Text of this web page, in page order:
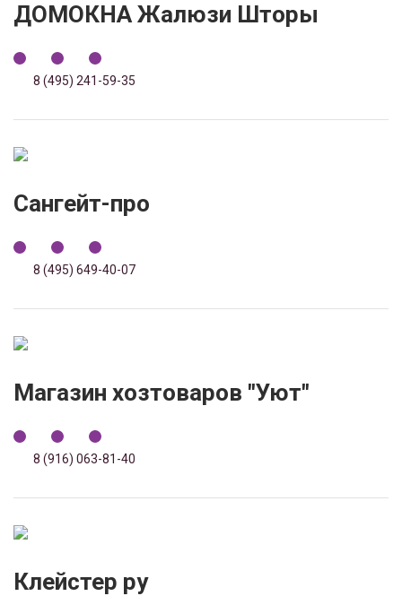
ДОМОКНА Жалюзи Шторы
8 (495) 241-59-35
Сангейт-про
8 (495) 649-40-07
Магазин хозтоваров "Уют"
8 (916) 063-81-40
Клейстер ру